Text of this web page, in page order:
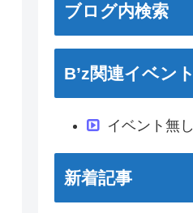
ブログ内検索
B’z関連イベント
イベント無し
新着記事